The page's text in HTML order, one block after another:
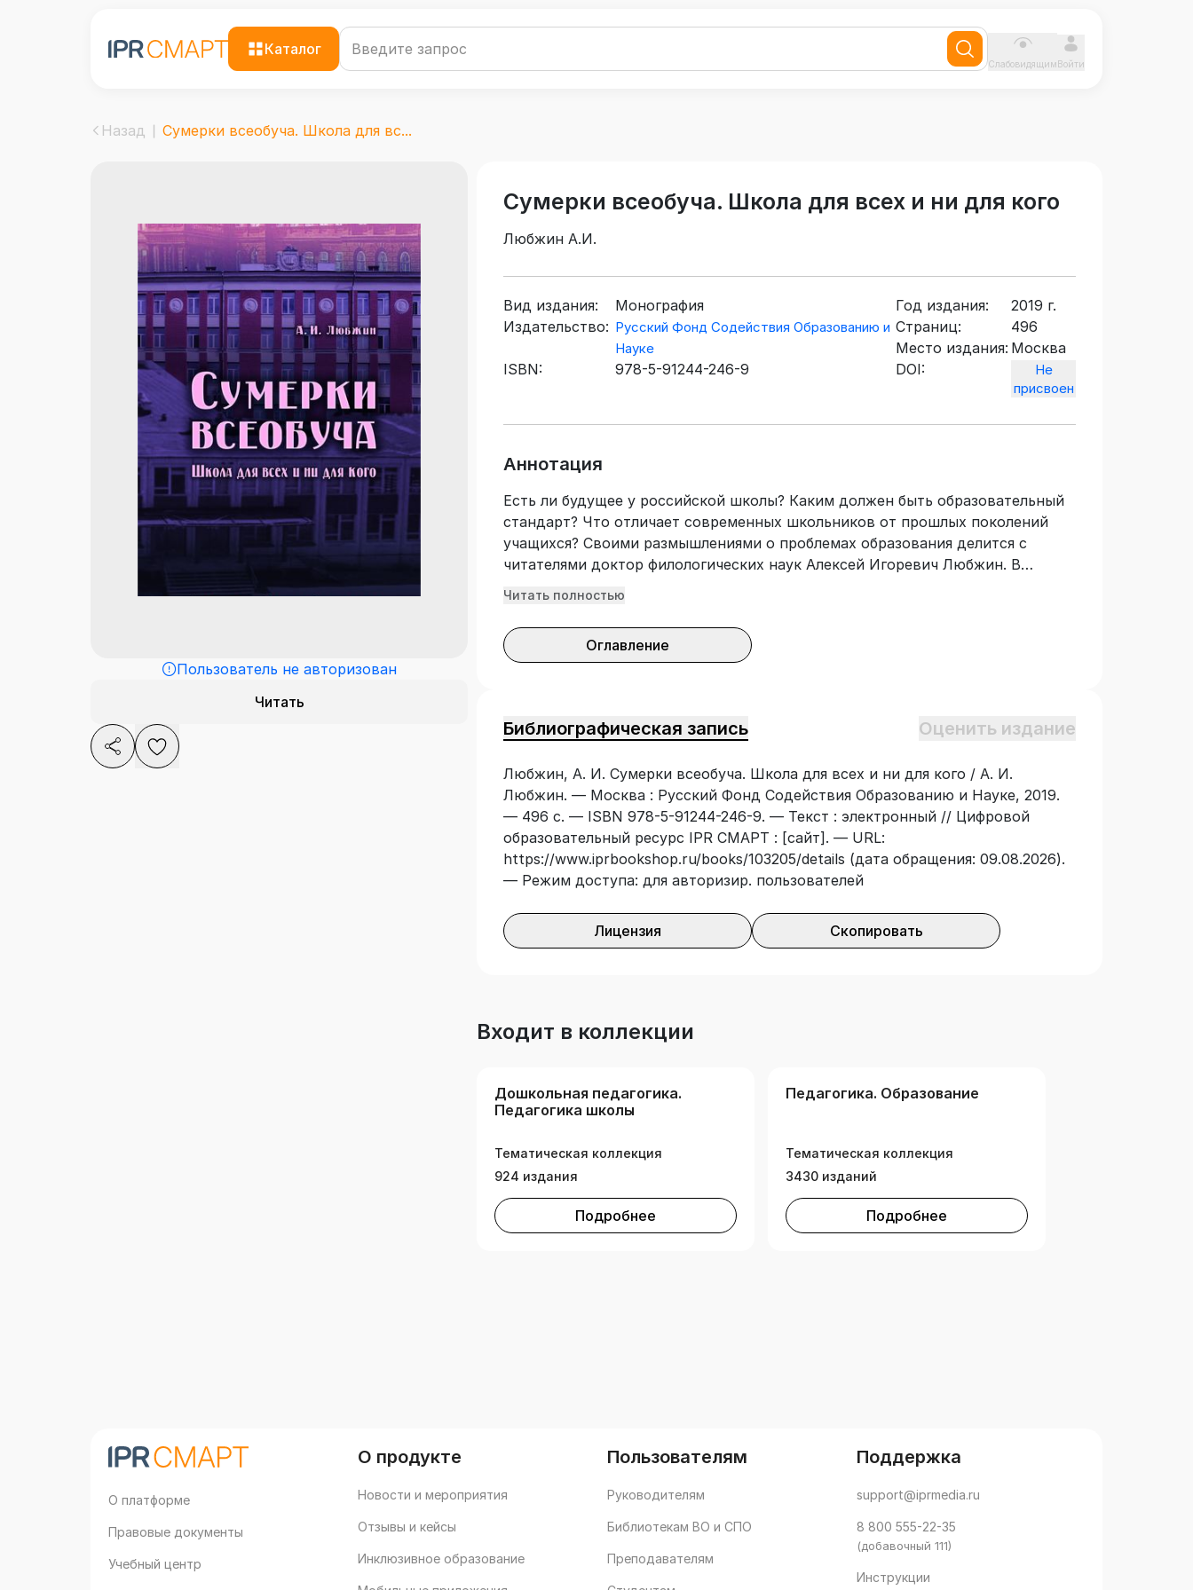
Каталог
СлабовидящимВойти
Назад Сумерки всеобуча. Школа для вс...
Пользователь не авторизован
Читать
Сумерки всеобуча. Школа для всех и ни для кого
Любжин А.И.
Вид издания:
Монография
Издательство: Русский Фонд Содействия Образованию и
Науке
ISBN: 978-5-91244-246-9
Год издания:
2019 г.
Страниц:
496
Место издания: Москва
DOI:
Не
присвоен
Аннотация
Есть ли будущее у российской школы? Каким должен быть образовательный
стандарт? Что отличает современных школьников от прошлых поколений
учащихся? Своими размышлениями о проблемах образования делится с
читателями доктор филологических наук Алексей Игоревич Любжин. В
сборник включены статьи по педагогике, исторические очерки и выдержки
дореволюционные открытки из личной коллекции автора. Книга адресована
всем, кто интересуется историей и перспективами российского образования.
Читать полностью
Оглавление
Библиографическая запись Оценить издание
Любжин, А. И. Сумерки всеобуча. Школа для всех и ни для кого / А. И.
Любжин. — Москва : Русский Фонд Содействия Образованию и Науке, 2019.
— 496 с. — ISBN 978-5-91244-246-9. — Текст : электронный // Цифровой
образовательный ресурс IPR СМАРТ : [сайт]. — URL:
https://www.iprbookshop.ru/books/103205/details (дата обращения: 09.08.2026).
— Режим доступа: для авторизир. пользователей
Лицензия Скопировать
Входит в коллекции
Дошкольная педагогика.
Педагогика школы
Тематическая коллекция
924 издания
Подробнее
Педагогика. Образование
Тематическая коллекция
3430 изданий
Подробнее
О платформе
Правовые документы
Учебный центр
О продукте
Новости и мероприятия
Отзывы и кейсы
Инклюзивное образование
Пользователям
Руководителям
Библиотекам ВО и СПО
Преподавателям
Поддержка
support@iprmedia.ru
8 800 555-22-35
(добавочный 111)
Инструкции